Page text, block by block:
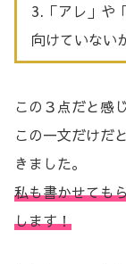
3.「アレ」や
向けていない
この３点だと感
この一文だけだ
きました。
私も書かせても
します！